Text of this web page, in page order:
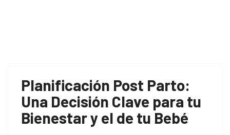
Planificación Post Parto:
Una Decisión Clave para tu
Bienestar y el de tu Bebé